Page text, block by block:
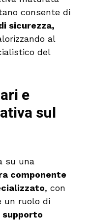
consente di
sicurezza,
al
del
e
sul
su una
componente
, con
un ruolo di
supporto